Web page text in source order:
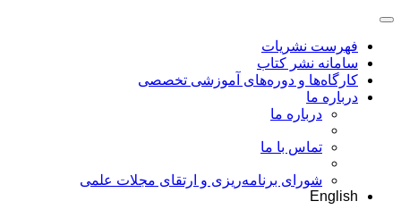
فهرست نشریات
سامانه نشر کتاب
کارگاه‌ها و دوره‌های آموزشی تخصصی
درباره ما
درباره ما
تماس با ما
شورای برنامه‌ریزی و ارتقای مجلات علمی
English